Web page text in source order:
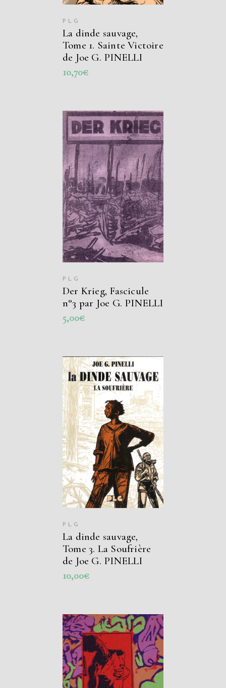
PLG
La dinde sauvage,
Tome 1. Sainte Victoire
de Joe G. PINELLI
10,70€
AJOUTER AU
PANIER
PLG
Der Krieg, Fascicule
n°3 par Joe G. PINELLI
5,00€
AJOUTER AU
PANIER
PLG
La dinde sauvage,
Tome 3. La Soufrière
de Joe G. PINELLI
10,00€
AJOUTER AU